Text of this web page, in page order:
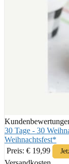
30 Tage - 30
Weihnachtsfest*
Preis: € 19,99